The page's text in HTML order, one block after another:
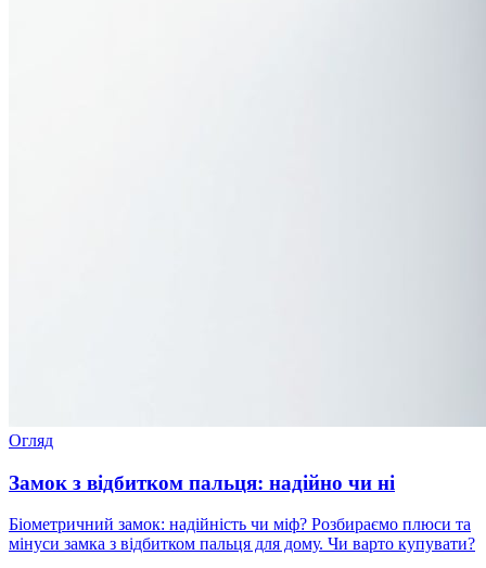
Огляд
Замок з відбитком пальця: надійно чи ні
Біометричний замок: надійність чи міф? Розбираємо плюси та
мінуси замка з відбитком пальця для дому. Чи варто купувати?